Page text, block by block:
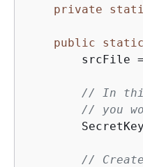
private
public static
srcFile
// In this
// you
// Create